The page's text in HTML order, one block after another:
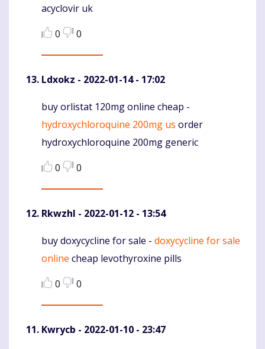
acyclovir uk
0
0
Ldxokz - 2022-01-14 - 17:02
Komentaras
buy orlistat 120mg online cheap -
hydroxychloroquine 200mg us order
hydroxychloroquine 200mg generic
0
0
Rkwzhl - 2022-01-12 - 13:54
Komentaras
buy doxycycline for sale - doxycycline for sale
online cheap levothyroxine pills
0
0
Kwrycb - 2022-01-10 - 23:47